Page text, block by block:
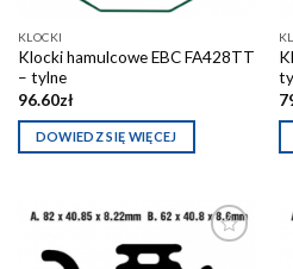
KLOCKI
Klocki hamulcowe EBC FA428TT
– tylne
96.60zł
DOWIEDZ SIĘ WIĘCEJ